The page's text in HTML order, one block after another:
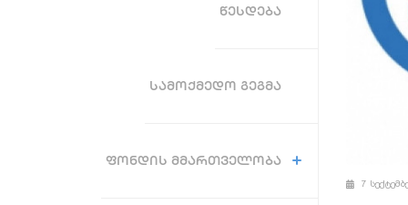
ᲬᲔᲡᲓᲔᲑᲐ
ᲡᲐᲛᲝᲥᲛᲔᲓᲝ ᲒᲔᲒᲛᲐ
ᲤᲝᲜᲓᲘᲡ ᲛᲛᲐᲠᲗᲕᲔᲚᲝᲑᲐ
7